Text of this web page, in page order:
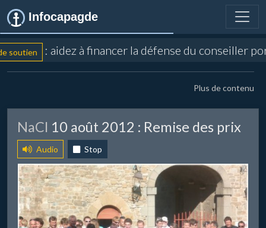
Infocapagde
: aidez à financer la défense du conseiller
Plus de contenu
​NaCl 10 août 2012 : Remise des prix
Audio Stop